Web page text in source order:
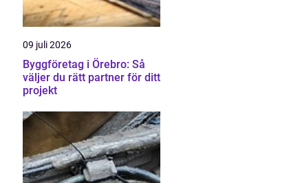
09 juli 2026
Byggföretag i Örebro: Så
väljer du rätt partner för ditt
projekt